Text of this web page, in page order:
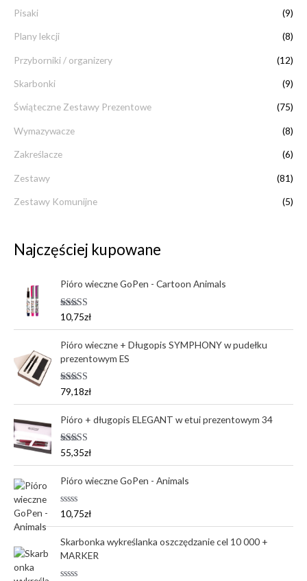
Pisaki (9)
Plany lekcji (8)
Przyborniki / organizery (12)
Skarbonki (9)
Świąteczne Zestawy Prezentowe (75)
Wymazywacze (8)
Zakreślacze (6)
Zestawy (81)
Zestawy Komunijne (5)
Najczęściej kupowane
Pióro wieczne GoPen - Cartoon Animals
Oceniono
5.00
10,75zł
Pióro wieczne + Długopis SYMPHONY w pudełku
prezentowym ES
Oceniono
5.00
79,18zł
Pióro + długopis ELEGANT w etui prezentowym 34
Oceniono
5.00
55,35zł
Pióro wieczne GoPen - Animals
O
n
i
o
o
10,75zł
Skarbonka wykreślanka oszczędzanie cel 10 000 +
MARKER